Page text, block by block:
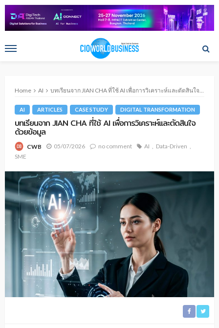
Home AI บทเรียนจาก JIAN CHA ที่ใช้ AI เพื่อการวิเคราะห์และตัดสินใจด้วยข้อมูล
AI ARTICLES CASE STUDY DIGITAL TRANSFORMATION
บทเรียนจาก JIAN CHA ที่ใช้ AI เพื่อการวิเคราะห์และตัดสินใจ
ด้วยข้อมูล
CWB 05/07/2026 no comment AI
Data-Driven
SME